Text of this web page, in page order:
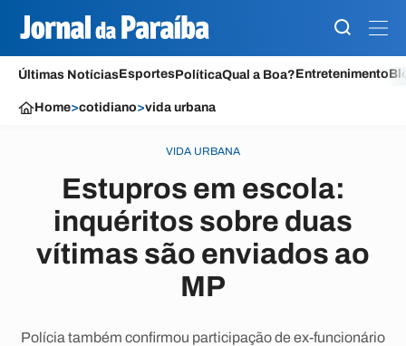
Últimas NotíciasEsportesPolíticaQual a Boa?Entretenimento
Home>cotidiano>vida urbana
VIDA URBANA
Estupros em escola:
inquéritos sobre duas
vítimas são enviados ao
MP
Polícia também confirmou participação de ex-funcionário